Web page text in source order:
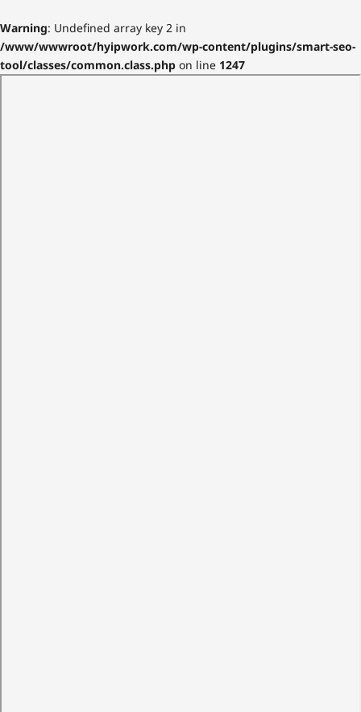
Warning: Undefined array key 2 in
/www/wwwroot/hyipwork.com/wp-content/plugins/smart-seo-
tool/classes/common.class.php on line 1247